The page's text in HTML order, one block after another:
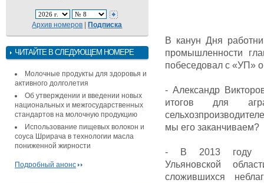
Архив номеров |Подписка
ЧИТАЙТЕ В СЛЕДУЮЩЕМ НОМЕРЕ
Молочные продукты для здоровья и
активного долголетия
Об утверждении и введении новых
национальных и межгосударственных
стандартов на молочную продукцию
Использование пищевых волокон и
соуса Шрирача в технологии масла
пониженной жирности
Подробный анонс
В канун Дня
промышленности
побеседовал с «УП»
- Александр
итогов для
мы его заканчиваем?
- В 2013 году
Ульяновской
сложившихся